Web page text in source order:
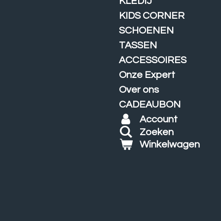
KIDS CORNER
SCHOENEN
TASSEN
ACCESSOIRES
Onze Expert
Over ons
CADEAUBON
Account
Zoeken
Winkelwagen